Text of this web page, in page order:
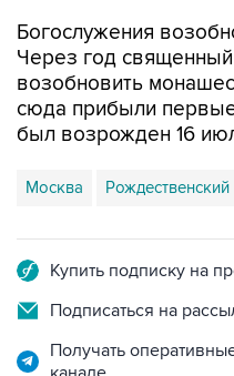
Богослужения
Через год
возобновить
сюда прибыли
был возрожден 16
Москва
Купить подписку на
Подписаться на
Получать